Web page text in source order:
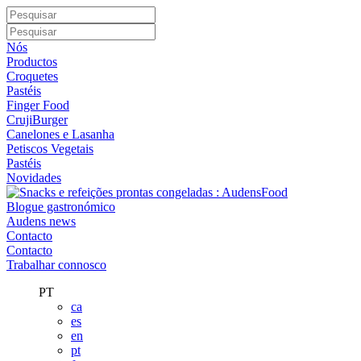
Nós
Productos
Croquetes
Pastéis
Finger Food
CrujiBurger
Canelones e Lasanha
Petiscos Vegetais
Pastéis
Novidades
Blogue gastronómico
Audens news
Contacto
Contacto
Trabalhar connosco
PT
ca
es
en
pt